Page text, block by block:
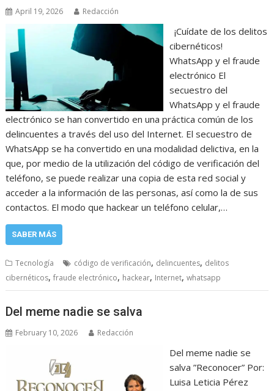
April 19, 2026 Redacción
¡Cuídate de los delitos
cibernéticos!
WhatsApp y el fraude
electrónico El
secuestro del
WhatsApp y el fraude
electrónico se han convertido en una práctica común de los
delincuentes a través del uso del Internet. El secuestro de
WhatsApp se ha convertido en una modalidad delictiva, en la
que, por medio de la utilización del código de verificación del
teléfono, se puede realizar una copia de esta red social y
acceder a la información de las personas, así como la de sus
contactos. El modo que hackear un teléfono celular,…
SABER MÁS
Tecnología código de verificación, delincuentes, delitos
cibernéticos,fraude electrónico, hackear, Internet,whatsapp
Del meme nadie se salva
February 10, 2026 Redacción
Del meme nadie se
salva ”Reconocer” Por:
Luisa Leticia Pérez